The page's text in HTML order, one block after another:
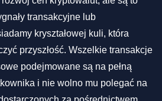
transakcyjne lub
kryształowej kuli, która
przyszłość. Wszelkie transakcje
podejmowane są na pełną
i nie wolno mu polegać na